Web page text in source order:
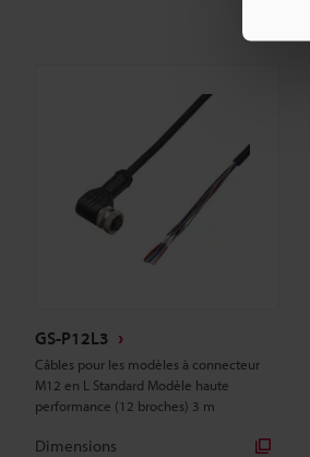
GS-P12L3
Câbles pour les modèles à connecteur
M12 en L Standard Modèle haute
performance (12 broches) 3 m
Dimensions